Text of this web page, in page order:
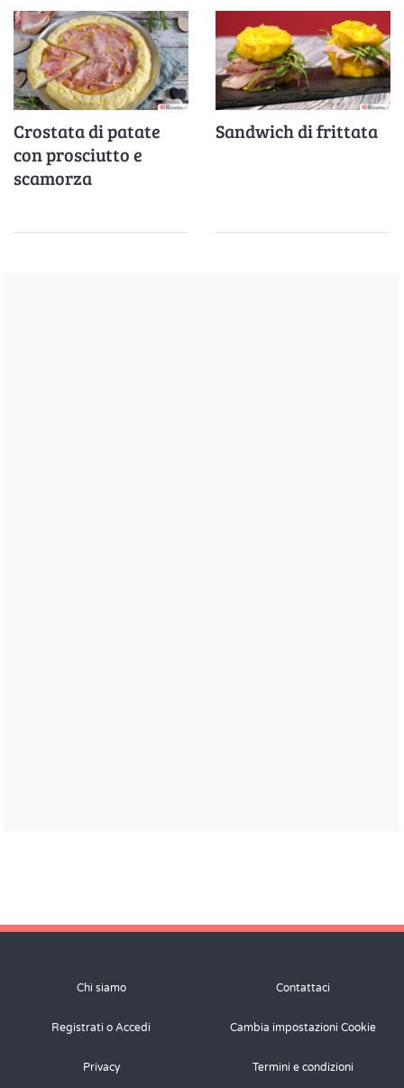
Crostata di patate
con prosciutto e
scamorza
Sandwich di frittata
Chi siamo Contattaci
Registrati o Accedi Cambia impostazioni Cookie
Privacy Termini e condizioni